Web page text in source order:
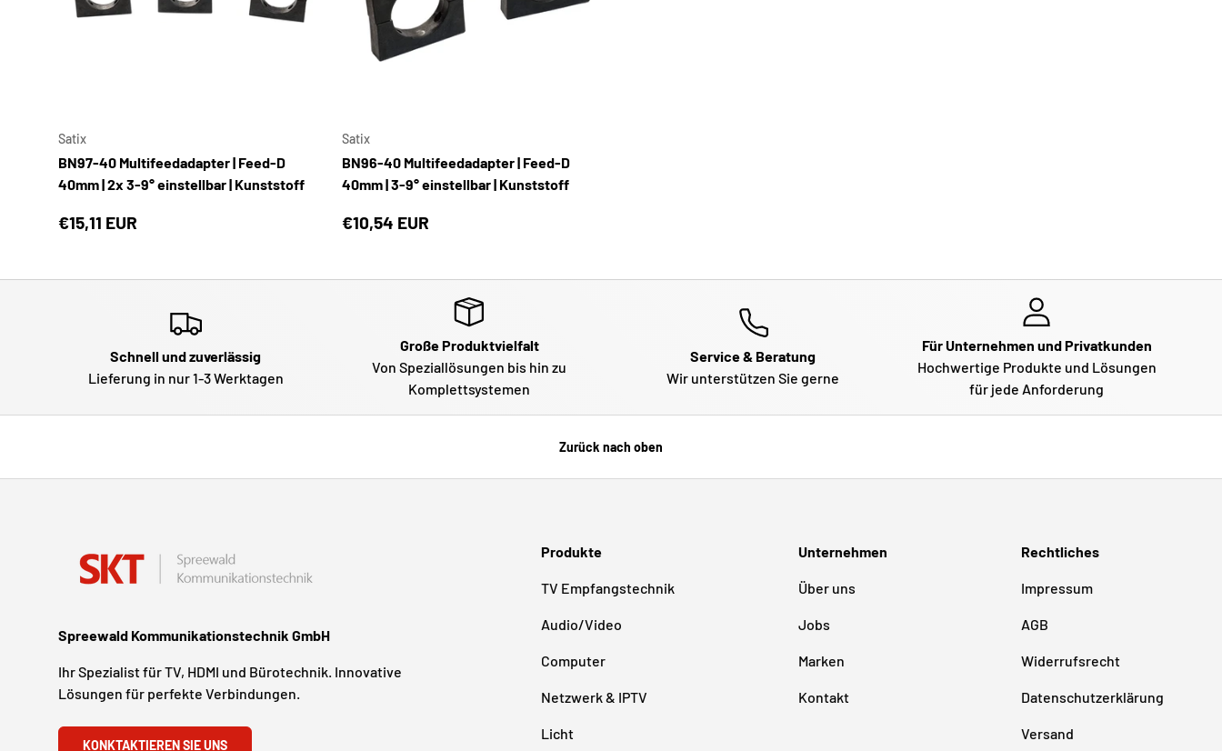
Satix
BN97-40 Multifeedadapter | Feed-D
40mm | 2x 3-9° einstellbar | Kunststoff
€15,11 EUR
Satix
BN96-40 Multifeedadapter | Feed-D
40mm | 3-9° einstellbar | Kunststoff
€10,54 EUR
Schnell und zuverlässig
Lieferung in nur 1-3 Werktagen
Große Produktvielfalt
Von Speziallösungen bis hin zu
Komplettsystemen
Service & Beratung
Wir unterstützen Sie gerne
Für Unternehmen und Privatkunden
Hochwertige Produkte und Lösungen
für jede Anforderung
Zurück nach oben
Spreewald Kommunikationstechnik GmbH
Ihr Spezialist für TV, HDMI und Bürotechnik. Innovative
Lösungen für perfekte Verbindungen.
KONKTAKTIEREN SIE UNS
Produkte
TV Empfangstechnik
Audio/Video
Computer
Netzwerk & IPTV
Licht
Unternehmen
Über uns
Jobs
Marken
Kontakt
Rechtliches
Impressum
AGB
Widerrufsrecht
Datenschutzerklärung
Versand